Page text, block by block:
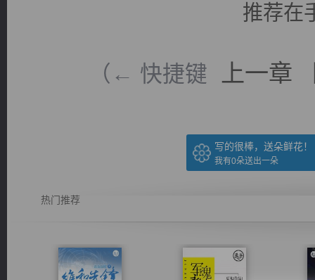
推荐在
（← 快捷键 上一章
写的很棒，送朵鲜花！
我有0朵送出一朵
热门推荐